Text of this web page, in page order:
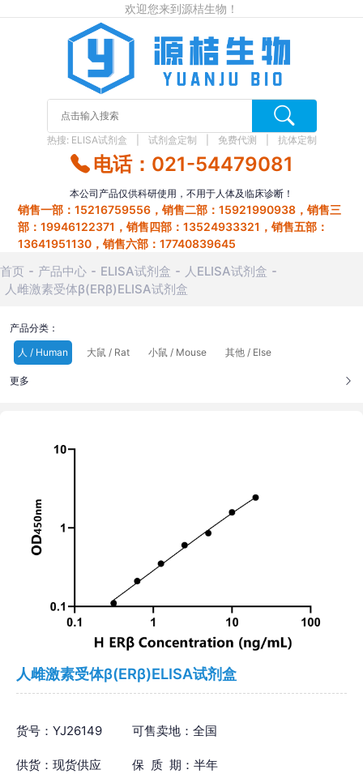
欢迎您来到源桔生物！
热搜: ELISA试剂盒 试剂盒定制 免费代测 抗体定制
电话：021-54479081
本公司产品仅供科研使用，不用于人体及临床诊断！
销售一部：15216759556，销售二部：15921990938，销售三
部：19946122371，销售四部：13524933321，销售五部：
13641951130，销售六部：17740839645
首页 产品中心 ELISA试剂盒
人ELISA试剂盒
人雌激素受体β(ERβ)ELISA试剂盒
产品分类：
人 / Human
大鼠 / Rat 小鼠 / Mouse 其他 / Else
更多
人雌激素受体β(ERβ)ELISA试剂盒
货号：YJ26149 可售卖地：全国
供货：现货供应 保 质 期：半年